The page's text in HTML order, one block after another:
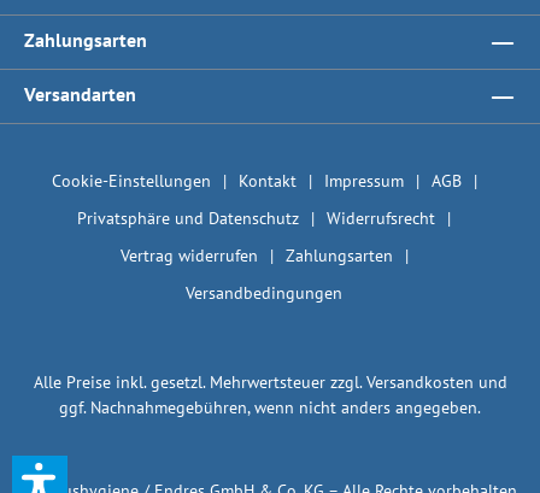
Zahlungsarten
Versandarten
Cookie-Einstellungen Kontakt Impressum
AGB
Privatsphäre und Datenschutz
Widerrufsrecht
Vertrag widerrufen
Zahlungsarten
Versandbedingungen
Alle Preise inkl. gesetzl. Mehrwertsteuer zzgl.Versandkosten und
ggf. Nachnahmegebühren, wenn nicht anders angegeben.